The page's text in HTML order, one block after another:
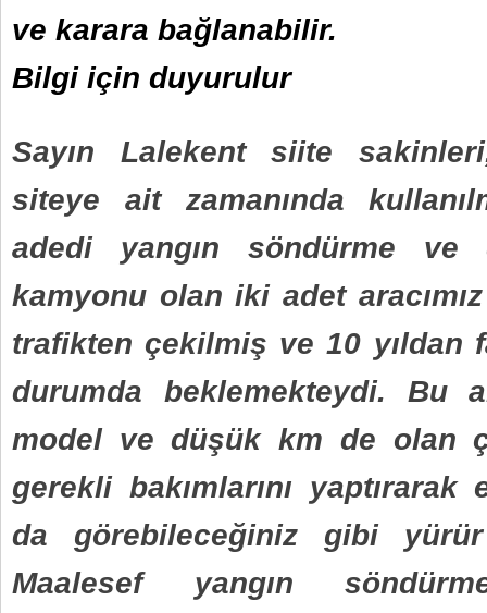
ve karara bağlanabilir.
Bilgi için duyurulur
Sayın Lalekent siite
siteye ait zamanında
adedi yangın söndürme
kamyonu olan iki adet
trafikten çekilmiş ve 10 yıldan
durumda beklemekteydi. Bu
model ve düşük km de olan
gerekli bakımlarını
da görebileceğiniz gibi
Maalesef yangın